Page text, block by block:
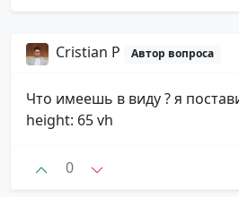
Cristian P Автор вопроса
Что имеешь в виду ? я
height: 65 vh
0